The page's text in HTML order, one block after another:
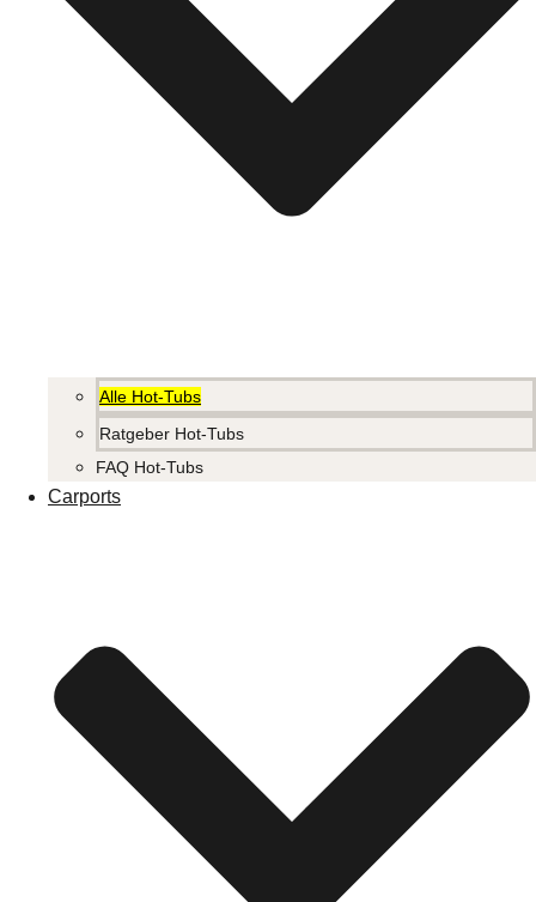
Alle Hot-Tubs
Ratgeber Hot-Tubs
FAQ Hot-Tubs
Carports